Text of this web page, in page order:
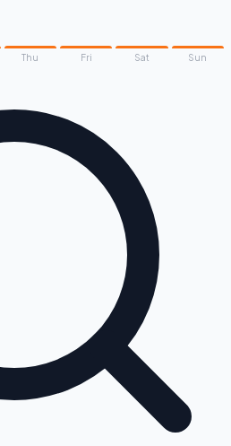
Thu Fri Sat Sun